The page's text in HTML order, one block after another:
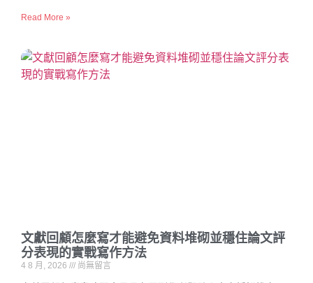
Read More »
文獻回顧怎麼寫才能避免資料堆砌並穩住論文評
分表現的實戰寫作方法
4 8 月, 2026 尚無留言